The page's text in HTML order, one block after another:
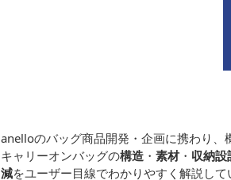
anelloのバッグ商品開発・企画に携わり、
キャリーオンバッグの構造 ・ 素材・ 収納設
減をユーザー目線でわかりやすく解説して